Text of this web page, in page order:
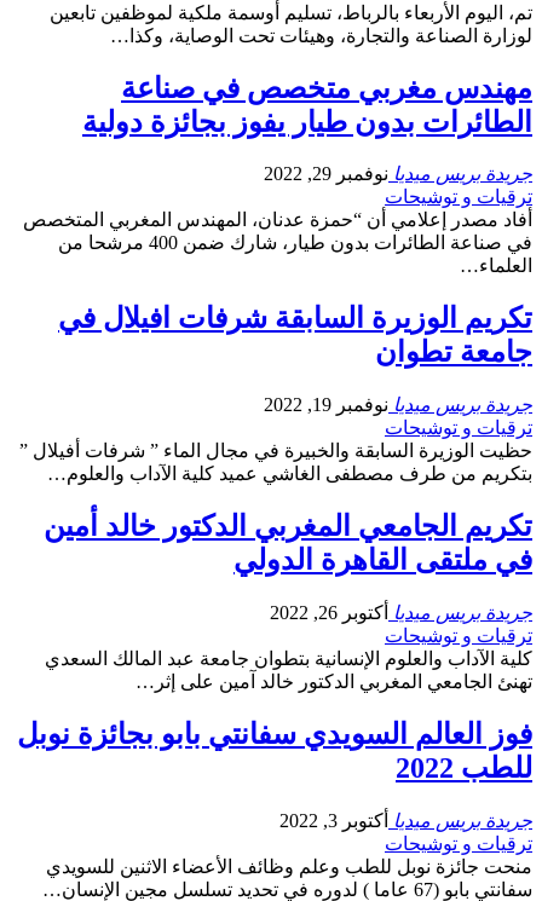
تم، اليوم الأربعاء بالرباط، تسليم أوسمة ملكية لموظفين تابعين
لوزارة الصناعة والتجارة، وهيئات تحت الوصاية، وكذا…
مهندس مغربي متخصص في صناعة
الطائرات بدون طيار يفوز بجائزة دولية
جريدة بريس ميديا نوفمبر 29, 2022
ترقيات و توشيحات
أفاد مصدر إعلامي أن “حمزة عدنان، المهندس المغربي المتخصص
في صناعة الطائرات بدون طيار، شارك ضمن 400 مرشحا من
العلماء…
تكريم الوزيرة السابقة شرفات افيلال في
جامعة تطوان
جريدة بريس ميديا نوفمبر 19, 2022
ترقيات و توشيحات
حظيت الوزيرة السابقة والخبيرة في مجال الماء ” شرفات أفيلال ”
بتكريم من طرف مصطفى الغاشي عميد كلية الآداب والعلوم…
تكريم الجامعي المغربي الدكتور خالد أمين
في ملتقى القاهرة الدولي
جريدة بريس ميديا أكتوبر 26, 2022
ترقيات و توشيحات
كلية الآداب والعلوم الإنسانية بتطوان جامعة عبد المالك السعدي
تهنئ الجامعي المغربي الدكتور خالد آمين على إثر…
فوز العالم السويدي سفانتي بابو بجائزة نوبل
للطب 2022
جريدة بريس ميديا أكتوبر 3, 2022
ترقيات و توشيحات
منحت جائزة نوبل للطب وعلم وظائف الأعضاء الاثنين للسويدي
سفانتي بابو (67 عاما ) لدوره في تحديد تسلسل مجين الإنسان…